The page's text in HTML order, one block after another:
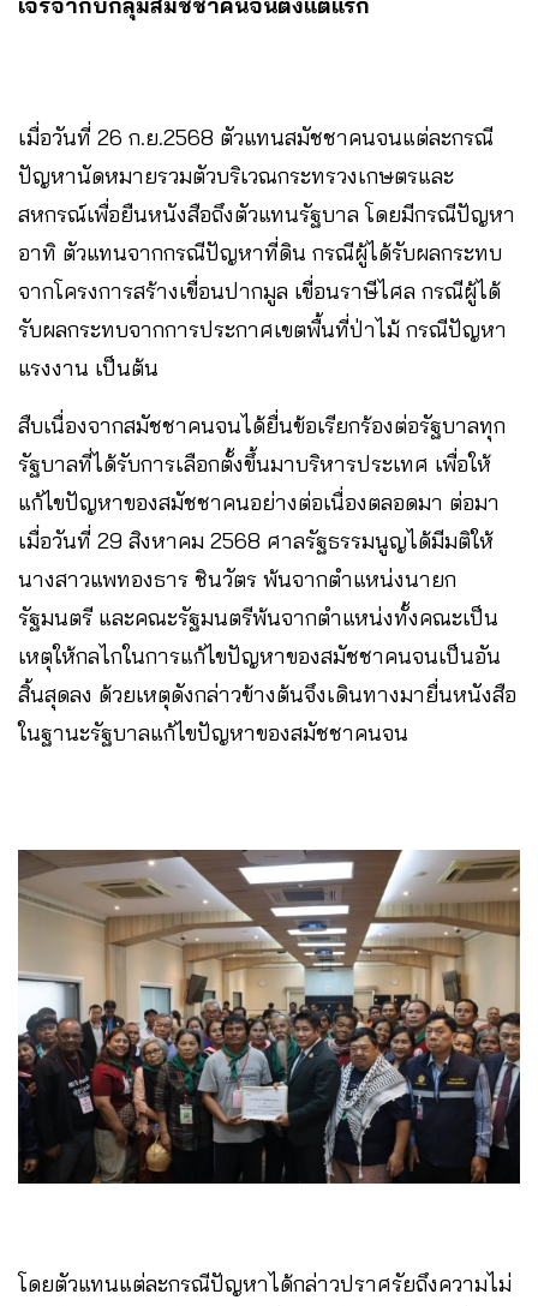
เมื่อวันที่ 26 ก.ย.2568 ตัวแทนสมัชชาคนจนแต่ละกรณี
ปัญหานัดหมายรวมตัวบริเวณกระทรวงเกษตรและ
สหกรณ์เพื่อยืนหนังสือถึงตัวแทนรัฐบาล โดยมีกรณีปัญหา
อาทิ ตัวแทนจากกรณีปัญหาที่ดิน กรณีผู้ได้รับผลกระทบ
จากโครงการสร้างเขื่อนปากมูล เขื่อนราษีไศล กรณีผู้ได้
รับผลกระทบจากการประกาศเขตพื้นที่ป่าไม้ กรณีปัญหา
แรงงาน เป็นต้น
สืบเนื่องจากสมัชชาคนจนได้ยื่นข้อเรียกร้องต่อรัฐบาลทุก
รัฐบาลที่ได้รับการเลือกตั้งขึ้นมาบริหารประเทศ เพื่อให้
แก้ไขปัญหาของสมัชชาคนอย่างต่อเนื่องตลอดมา ต่อมา
เมื่อวันที่ 29 สิงหาคม 2568 ศาลรัฐธรรมนูญได้มีมติให้
นางสาวแพทองธาร ชินวัตร พ้นจากตำแหน่งนายก
รัฐมนตรี และคณะรัฐมนตรีพ้นจากตำแหน่งทั้งคณะเป็น
เหตุให้กลไกในการแก้ไขปัญหาของสมัชชาคนจนเป็นอัน
สิ้นสุดลง ด้วยเหตุดังกล่าวข้างต้นจึงเดินทางมายื่นหนังสือ
ในฐานะรัฐบาลแก้ไขปัญหาของสมัชชาคนจน
โดยตัวแทนแต่ละกรณีปัญหาได้กล่าวปราศรัยถึงความไม่